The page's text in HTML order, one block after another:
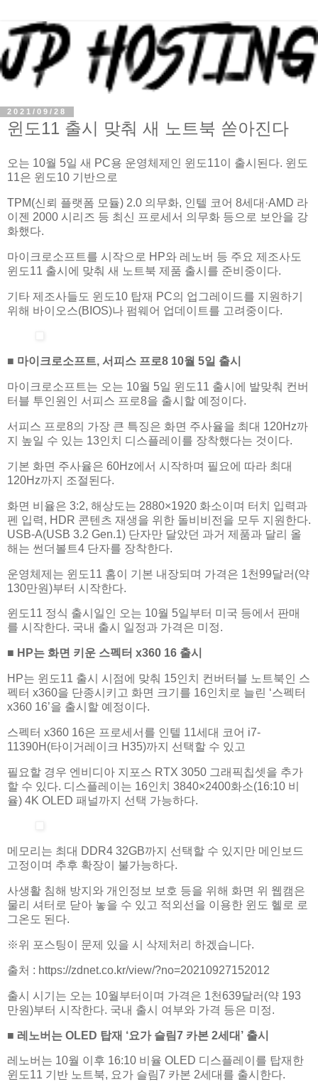
2021/09/28
윈도11 출시 맞춰 새 노트북 쏟아진다
오는 10월 5일 새 PC용 운영체제인 윈도11이 출시된다. 윈도
11은 윈도10 기반으로
TPM(신뢰 플랫폼 모듈) 2.0 의무화, 인텔 코어 8세대·AMD 라
이젠 2000 시리즈 등 최신 프로세서 의무화 등으로 보안을 강
화했다.
마이크로소프트를 시작으로 HP와 레노버 등 주요 제조사도
윈도11 출시에 맞춰 새 노트북 제품 출시를 준비중이다.
기타 제조사들도 윈도10 탑재 PC의 업그레이드를 지원하기
위해 바이오스(BIOS)나 펌웨어 업데이트를 고려중이다.
■ 마이크로소프트, 서피스 프로8 10월 5일 출시
마이크로소프트는 오는 10월 5일 윈도11 출시에 발맞춰 컨버
터블 투인원인 서피스 프로8을 출시할 예정이다.
서피스 프로8의 가장 큰 특징은 화면 주사율을 최대 120Hz까
지 높일 수 있는 13인치 디스플레이를 장착했다는 것이다.
기본 화면 주사율은 60Hz에서 시작하며 필요에 따라 최대
120Hz까지 조절된다.
화면 비율은 3:2, 해상도는 2880×1920 화소이며 터치 입력과
펜 입력, HDR 콘텐츠 재생을 위한 돌비비전을 모두 지원한다.
USB-A(USB 3.2 Gen.1) 단자만 달았던 과거 제품과 달리 올
해는 썬더볼트4 단자를 장착한다.
운영체제는 윈도11 홈이 기본 내장되며 가격은 1천99달러(약
130만원)부터 시작한다.
윈도11 정식 출시일인 오는 10월 5일부터 미국 등에서 판매
를 시작한다. 국내 출시 일정과 가격은 미정.
■ HP는 화면 키운 스펙터 x360 16 출시
HP는 윈도11 출시 시점에 맞춰 15인치 컨버터블 노트북인 스
펙터 x360을 단종시키고 화면 크기를 16인치로 늘린 ‘스펙터
x360 16’을 출시할 예정이다.
스펙터 x360 16은 프로세서를 인텔 11세대 코어 i7-
11390H(타이거레이크 H35)까지 선택할 수 있고
필요할 경우 엔비디아 지포스 RTX 3050 그래픽칩셋을 추가
할 수 있다. 디스플레이는 16인치 3840×2400화소(16:10 비
율) 4K OLED 패널까지 선택 가능하다.
메모리는 최대 DDR4 32GB까지 선택할 수 있지만 메인보드
고정이며 추후 확장이 불가능하다.
사생활 침해 방지와 개인정보 보호 등을 위해 화면 위 웹캠은
물리 셔터로 닫아 놓을 수 있고 적외선을 이용한 윈도 헬로 로
그온도 된다.
※위 포스팅이 문제 있을 시 삭제처리 하겠습니다.
출처 : https://zdnet.co.kr/view/?no=20210927152012
출시 시기는 오는 10월부터이며 가격은 1천639달러(약 193
만원)부터 시작한다. 국내 출시 여부와 가격 등은 미정.
■ 레노버는 OLED 탑재 ‘요가 슬림7 카본 2세대’ 출시
레노버는 10월 이후 16:10 비율 OLED 디스플레이를 탑재한
윈도11 기반 노트북, 요가 슬림7 카본 2세대를 출시한다.